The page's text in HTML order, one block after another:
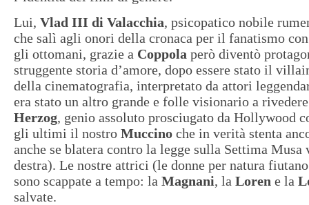
Lui, Vlad III di Valacchia, psicopatico nobile
che salì agli onori della cronaca per il fanatismo
gli ottomani, grazie a Coppola però diventò
struggente storia d’amore, dopo essere stato il
della cinematografia, interpretato da attori
era stato un altro grande e folle visionario a
Herzog, genio assoluto prosciugato da Hollywood
gli ultimi il nostro Muccino che in verità stenta
anche se blatera contro la legge sulla Settima Musa
destra). Le nostre attrici (le donne per natura
sono scappate a tempo: la Magnani, la Loren e la
salvate.